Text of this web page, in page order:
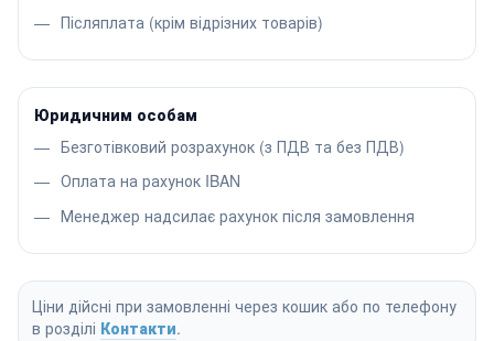
Післяплата (крім відрізних товарів)
Юридичним особам
Безготівковий розрахунок (з ПДВ та без ПДВ)
Оплата на рахунок IBAN
Менеджер надсилає рахунок після замовлення
Ціни дійсні при замовленні через кошик або по телефону
в розділі Контакти.